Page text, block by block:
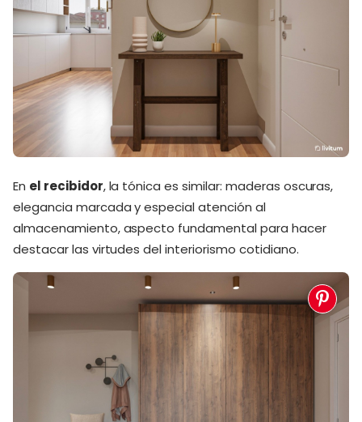
En el recibidor, la tónica es similar: maderas oscuras,
elegancia marcada y especial atención al
almacenamiento, aspecto fundamental para hacer
destacar las virtudes del interiorismo cotidiano.